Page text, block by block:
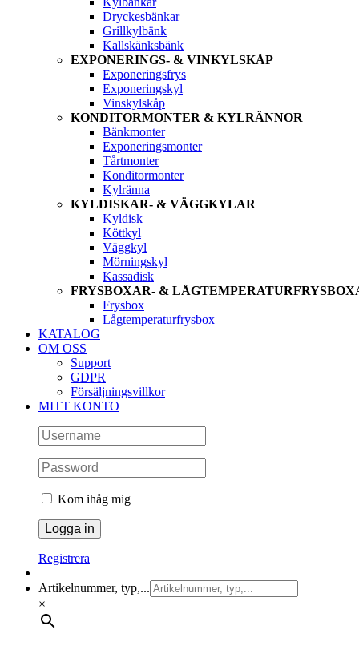
Dryckesbänkar
Grillkylbänk
Kallskänksbänk
EXPONERINGS- & VINKYLSKÅP
Exponeringsfrys
Exponeringskyl
Vinskylskåp
KONDITORMONTER & KYLRÄNNOR
Bänkmonter
Exponeringsmonter
Tårtmonter
Konditormonter
Kylränna
KYLDISKAR- & VÄGGKYLAR
Kyldisk
Köttkyl
Väggkyl
Mörningskyl
Kassadisk
FRYSBOXAR- &
Frysbox
Lågtemperaturfrysbox
KATALOG
OM OSS
Support
GDPR
Försäljningsvillkor
MITT KONTO
Kom ihåg mig
Registrera
Artikelnummer, typ,...
×